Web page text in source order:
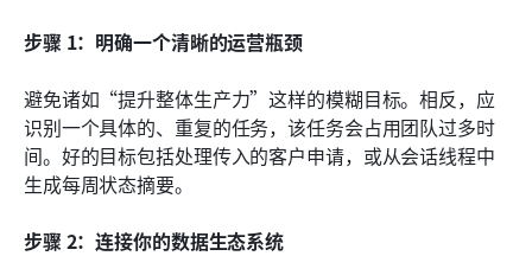
步骤 1：明确一个清晰的运营瓶颈
避免诸如“提升整体生产力”这样的模糊目标。相反，应
识别一个具体的、重复的任务，该任务会占用团队过多时
间。好的目标包括处理传入的客户申请，或从会话线程中
生成每周状态摘要。
步骤 2：连接你的数据生态系统